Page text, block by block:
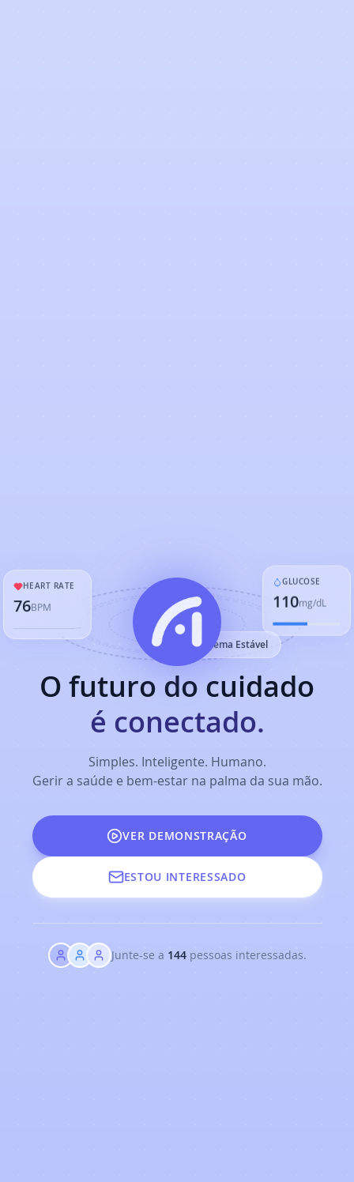
O futuro do cuidado
é conectado.
Simples. Inteligente. Humano.
Gerir a saúde e bem-estar na palma da sua mão.
VER DEMONSTRAÇÃO
ESTOU INTERESSADO
Junte-se a 144pessoas interessadas.
HEART RATE
76BPM
GLUCOSE
110mg/dL
Sistema Estável